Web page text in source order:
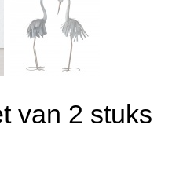
van 2 stuks